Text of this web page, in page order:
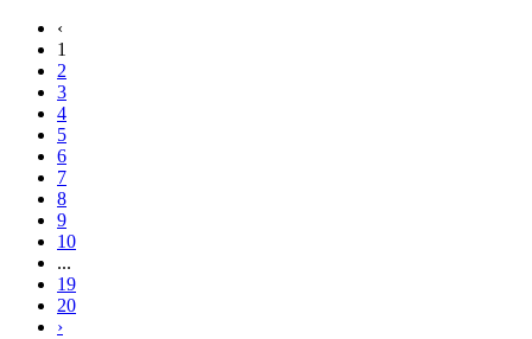
‹
1
2
3
4
5
6
7
8
9
10
...
19
20
›